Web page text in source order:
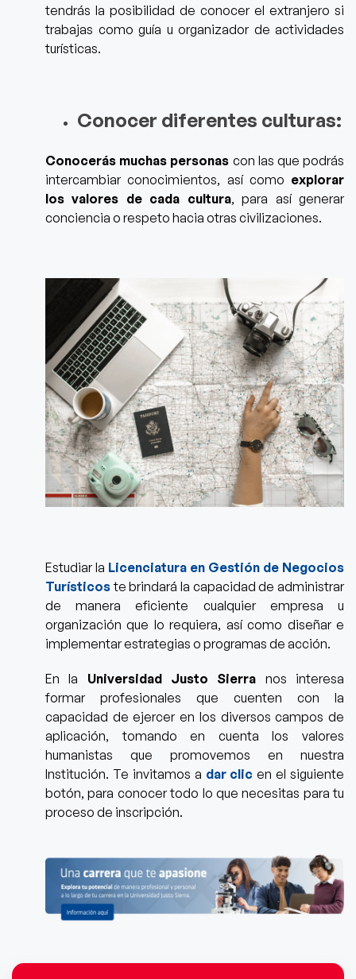
tendrás la posibilidad de conocer el extranjero si
trabajas como guía u organizador de actividades
turísticas.
Conocer diferentes culturas:
Conocerás muchas personas con las que podrás
intercambiar conocimientos, así como explorar
los valores de cada cultura, para así generar
conciencia o respeto hacia otras civilizaciones.
Estudiar la Licenciatura en Gestión de Negocios
Turísticoste brindará la capacidad de administrar
de manera eficiente cualquier empresa u
organizaciónque lo requiera, así como diseñar e
implementar estrategias o programas de acción.
En la Universidad Justo Sierra nos interesa
formar profesionales que cuenten con la
capacidad de ejercer en los diversos campos de
aplicación,tomando en cuenta los valores
humanistas que promovemos en nuestra
Institución. Te invitamos a dar clic en el siguiente
botón, para conocer todo lo que necesitas para tu
proceso de inscripción.